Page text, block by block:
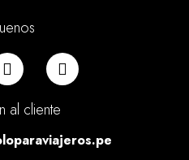
al cliente